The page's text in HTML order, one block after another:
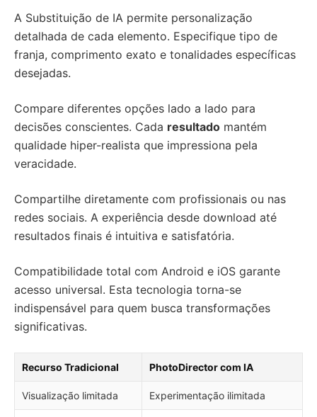
A Substituição de IA permite personalização
detalhada de cada elemento. Especifique tipo de
franja, comprimento exato e tonalidades específicas
desejadas.
Compare diferentes opções lado a lado para
decisões conscientes. Cada resultado mantém
qualidade hiper-realista que impressiona pela
veracidade.
Compartilhe diretamente com profissionais ou nas
redes sociais. A experiência desde download até
resultados finais é intuitiva e satisfatória.
Compatibilidade total com Android e iOS garante
acesso universal. Esta tecnologia torna-se
indispensável para quem busca transformações
significativas.
Recurso Tradicional PhotoDirector com IA
Visualização limitada Experimentação ilimitada